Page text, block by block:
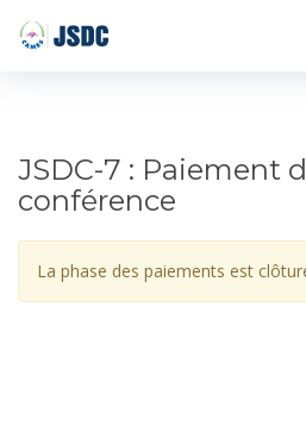
JSDC-7 : Paiement
conférence
La phase des paiements est